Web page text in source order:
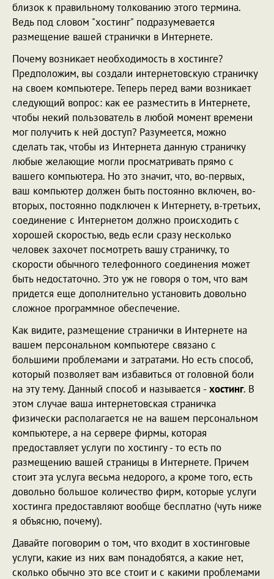
близок к правильному толкованию этого термина.
Ведь под словом "хостинг" подразумевается
размещение вашей странички в Интернете.
Почему возникает необходимость в хостинге?
Предположим, вы создали интернетовскую страничку
на своем компьютере. Теперь перед вами возникает
следующий вопрос: как ее разместить в Интернете,
чтобы некий пользователь в любой момент времени
мог получить к ней доступ? Разумеется, можно
сделать так, чтобы из Интернета данную страничку
любые желающие могли просматривать прямо с
вашего компьютера. Но это значит, что, во-первых,
ваш компьютер должен быть постоянно включен, во-
вторых, постоянно подключен к Интернету, в-третьих,
соединение с Интернетом должно происходить с
хорошей скоростью, ведь если сразу несколько
человек захочет посмотреть вашу страничку, то
скорости обычного телефонного соединения может
быть недостаточно. Это уж не говоря о том, что вам
придется еще дополнительно установить довольно
сложное программное обеспечение.
Как видите, размещение странички в Интернете на
вашем персональном компьютере связано с
большими проблемами и затратами. Но есть способ,
который позволяет вам избавиться от головной боли
на эту тему. Данный способ и называется -хостинг. В
этом случае ваша интернетовская страничка
физически располагается не на вашем персональном
компьютере, а на сервере фирмы, которая
предоставляет услуги по хостингу - то есть по
размещению вашей страницы в Интернете. Причем
стоит эта услуга весьма недорого, а кроме того, есть
довольно большое количество фирм, которые услуги
хостинга предоставляют вообще бесплатно (чуть ниже
я объясню, почему).
Давайте поговорим о том, что входит в хостинговые
услуги, какие из них вам понадобятся, а какие нет,
сколько обычно это все стоит и с какими проблемами